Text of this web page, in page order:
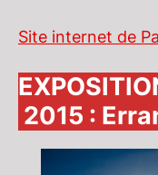
Site internet de
2015 :